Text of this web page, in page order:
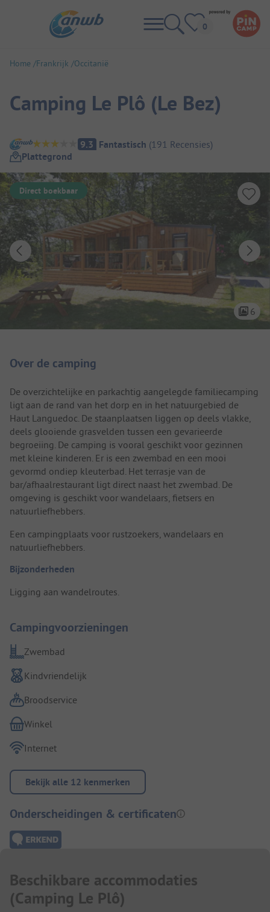
Home Frankrijk Occitanië
Camping Le Plô (Le Bez)
Camping overzicht
9.3 Fantastisch (191 Recensies)
Plattegrond
Direct boekbaar
6
Over de camping
De overzichtelijke en parkachtig aangelegde familiecamping
ligt aan de rand van het dorp en in het natuurgebied de
Haut Languedoc. De staanplaatsen liggen op deels vlakke,
deels glooiende grasvelden tussen een gevarieerde
begroeiing. De camping is vooral geschikt voor gezinnen
met kleine kinderen. Er is een zwembad en een mooi
gevormd ondiep kleuterbad. Het terrasje van de
bar/afhaalrestaurant ligt direct naast het zwembad. De
omgeving is geschikt voor wandelaars, fietsers en
natuurliefhebbers.
Een campingplaats voor rustzoekers, wandelaars en
natuurliefhebbers.
Bijzonderheden
Ligging aan wandelroutes.
Campingvoorzieningen
Zwembad
Kindvriendelijk
Broodservice
Winkel
Internet
Bekijk alle 12 kenmerken
Onderscheidingen & certificaten
Beschikbare accommodaties
(Camping Le Plô)